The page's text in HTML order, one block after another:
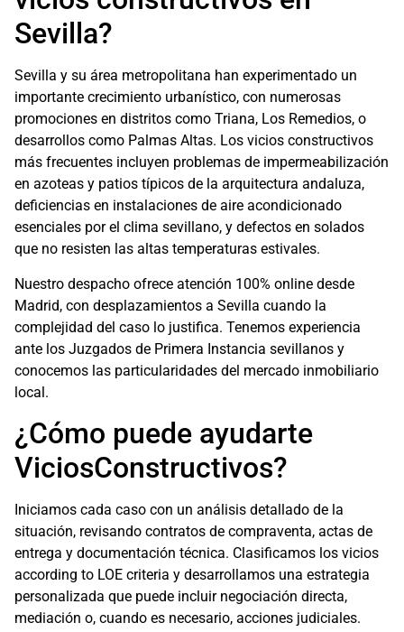
Sevilla?
Sevilla y su área metropolitana han experimentado un
importante crecimiento urbanístico, con numerosas
promociones en distritos como Triana, Los Remedios, o
desarrollos como Palmas Altas. Los vicios constructivos
más frecuentes incluyen problemas de impermeabilización
en azoteas y patios típicos de la arquitectura andaluza,
deficiencias en instalaciones de aire acondicionado
esenciales por el clima sevillano, y defectos en solados
que no resisten las altas temperaturas estivales.
Nuestro despacho ofrece atención 100% online desde
Madrid, con desplazamientos a Sevilla cuando la
complejidad del caso lo justifica. Tenemos experiencia
ante los Juzgados de Primera Instancia sevillanos y
conocemos las particularidades del mercado inmobiliario
local.
¿Cómo puede ayudarte
ViciosConstructivos?
Iniciamos cada caso con un análisis detallado de la
situación, revisando contratos de compraventa, actas de
entrega y documentación técnica. Clasificamos los vicios
according to LOE criteria y desarrollamos una estrategia
personalizada que puede incluir negociación directa,
mediación o, cuando es necesario, acciones judiciales.